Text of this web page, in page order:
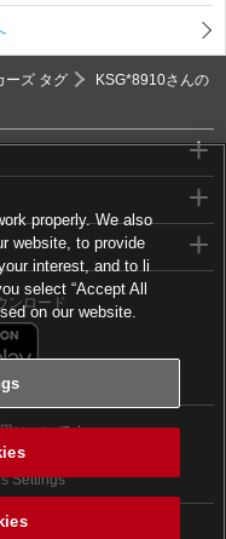
ーズ タグ
KSG*8910さんの
ンロード
について
Settings
properly. We also
website, to provide
interest, and to li
select “Accept All
on our website.